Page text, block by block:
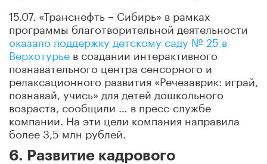
15.07. «Транснефть – Сибирь» в рамках
программы благотворительной деятельности
оказало поддержку детскому саду № 25 в
Верхотурье в создании интерактивного
познавательного центра сенсорного и
релаксационного развития «Речезаврик: играй,
познавай, учись» для детей дошкольного
возраста, сообщили … в пресс-службе
компании. На эти цели компания направила
более 3,5 млн рублей.
6. Развитие кадрового